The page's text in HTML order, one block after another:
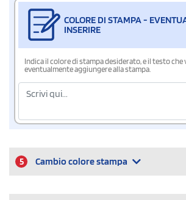
COLORE DI STAMPA -
INSERIRE
Indica il colore di stampa desiderato, e il testo che
eventualmente aggiungere alla stampa.
5 Cambio colore stampa